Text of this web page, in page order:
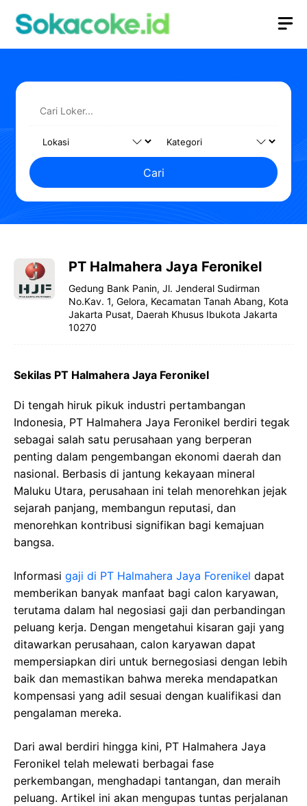
Cari
PT Halmahera Jaya Feronikel
Gedung Bank Panin, Jl. Jenderal Sudirman
No.Kav. 1, Gelora, Kecamatan Tanah Abang, Kota
Jakarta Pusat, Daerah Khusus Ibukota Jakarta
10270
Sekilas PT Halmahera Jaya Feronikel
Di tengah hiruk pikuk industri pertambangan
Indonesia, PT Halmahera Jaya Feronikel berdiri tegak
sebagai salah satu perusahaan yang berperan
penting dalam pengembangan ekonomi daerah dan
nasional. Berbasis di jantung kekayaan mineral
Maluku Utara, perusahaan ini telah menorehkan jejak
sejarah panjang, membangun reputasi, dan
menorehkan kontribusi signifikan bagi kemajuan
bangsa.
Informasi gaji di PT Halmahera Jaya Forenikel dapat
memberikan banyak manfaat bagi calon karyawan,
terutama dalam hal negosiasi gaji dan perbandingan
peluang kerja. Dengan mengetahui kisaran gaji yang
ditawarkan perusahaan, calon karyawan dapat
mempersiapkan diri untuk bernegosiasi dengan lebih
baik dan memastikan bahwa mereka mendapatkan
kompensasi yang adil sesuai dengan kualifikasi dan
pengalaman mereka.
Dari awal berdiri hingga kini, PT Halmahera Jaya
Feronikel telah melewati berbagai fase
perkembangan, menghadapi tantangan, dan meraih
peluang. Artikel ini akan mengupas tuntas perjalanan